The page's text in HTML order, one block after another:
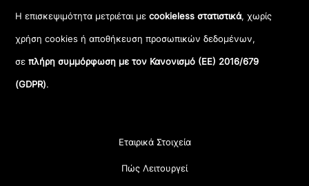
Η επισκεψιμότητα μετριέται μεcookieless στατιστικά, χωρίς
χρήση cookies ή αποθήκευση προσωπικών δεδομένων,
σεπλήρη συμμόρφωση με τον Κανονισμό (ΕΕ) 2016/679
(GDPR).
Εταιρικά Στοιχεία
Πώς Λειτουργεί